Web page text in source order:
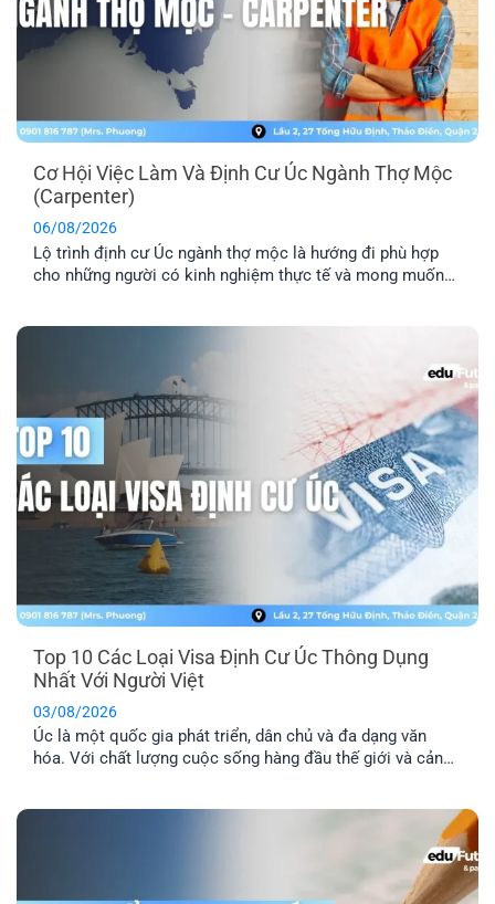
Cơ Hội Việc Làm Và Định Cư Úc Ngành Thợ Mộc
(Carpenter)
06/08/2026
Lộ trình định cư Úc ngành thợ mộc là hướng đi phù hợp
cho những người có kinh nghiệm thực tế và mong muốn
Top 10 Các Loại Visa Định Cư Úc Thông Dụng
Nhất Với Người Việt
03/08/2026
Úc là một quốc gia phát triển, dân chủ và đa dạng văn
hóa. Với chất lượng cuộc sống hàng đầu thế giới và cảnh